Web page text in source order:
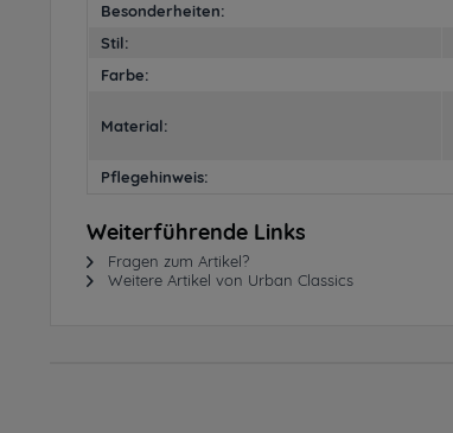
Besonderheiten:
Stil:
Farbe:
Material:
Pflegehinweis:
Weiterführende Links
Fragen zum Artikel?
Weitere Artikel von Urban Classics